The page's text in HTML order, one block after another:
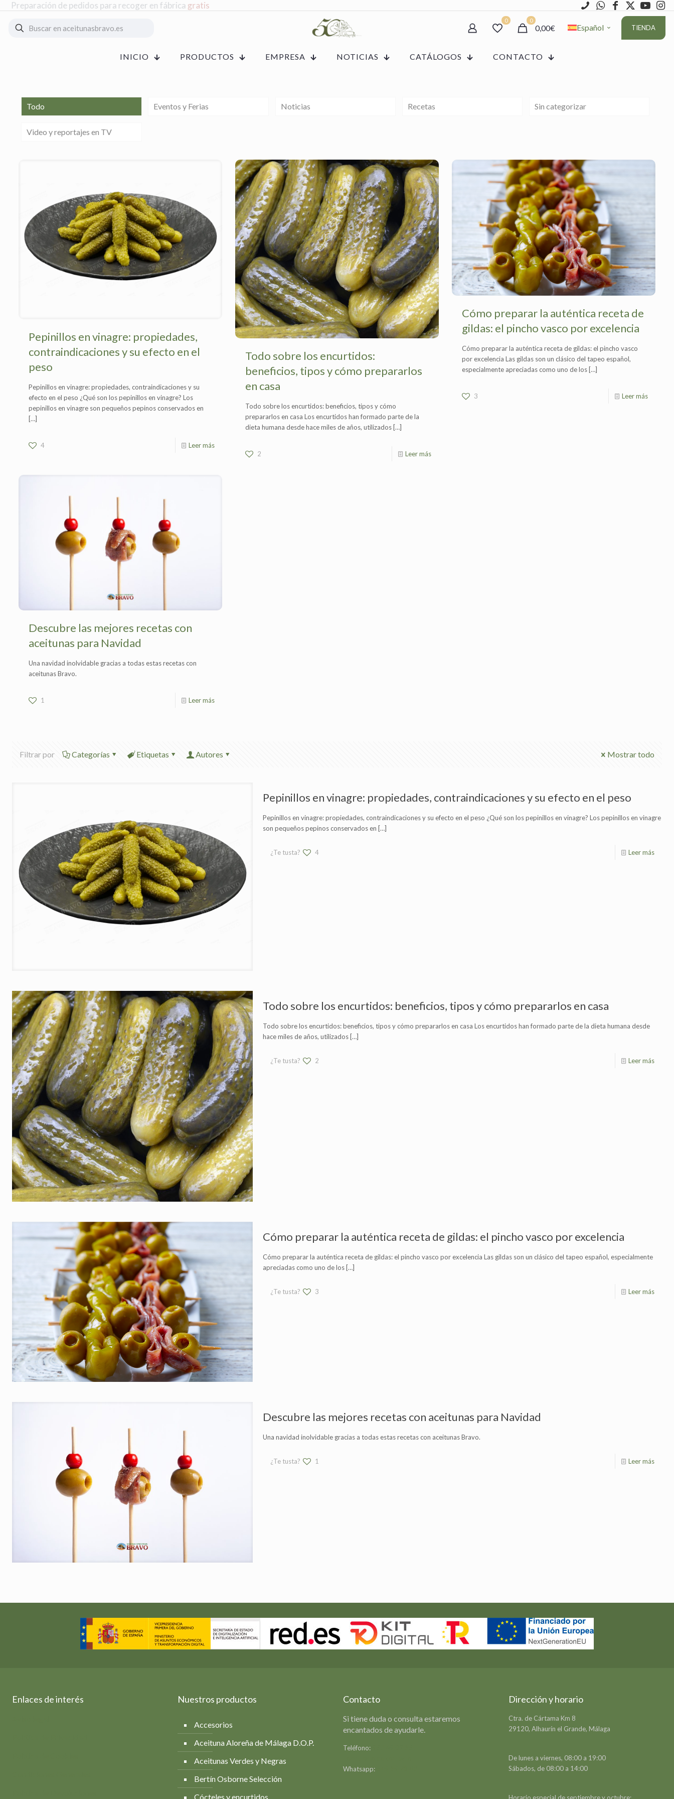
Preparación de pedidos para recoger en fábrica gratis
0 0
0,00€ Español TIENDA
INICIO PRODUCTOS EMPRESA NOTICIAS CATÁLOGOS CONTACTO
Todo Eventos y Ferias Noticias Recetas Sin categorizar
Video y reportajes en TV
Pepinillos en vinagre: propiedades,
contraindicaciones y su efecto en el
peso
Pepinillos en vinagre: propiedades, contraindicaciones y su
efecto en el peso ¿Qué son los pepinillos en vinagre? Los
pepinillos en vinagre son pequeños pepinos conservados en
[…]
4 Leer más
Todo sobre los encurtidos:
beneficios, tipos y cómo prepararlos
en casa
Todo sobre los encurtidos: beneficios, tipos y cómo
prepararlos en casa Los encurtidos han formado parte de la
dieta humana desde hace miles de años, utilizados[…]
2 Leer más
Cómo preparar la auténtica receta de
gildas: el pincho vasco por excelencia
Cómo preparar la auténtica receta de gildas: el pincho vasco
por excelencia Las gildas son un clásico del tapeo español,
especialmente apreciadas como uno de los[…]
3 Leer más
Descubre las mejores recetas con
aceitunas para Navidad
Una navidad inolvidable gracias a todas estas recetas con
aceitunas Bravo.
1 Leer más
Filtrar por Categorías Etiquetas Autores Mostrar todo
Pepinillos en vinagre: propiedades, contraindicaciones y su efecto en el peso
Pepinillos en vinagre: propiedades, contraindicaciones y su efecto en el peso ¿Qué son los pepinillos en vinagre? Los pepinillos en vinagre
son pequeños pepinos conservados en […]
¿Te tusta? 4 Leer más
Todo sobre los encurtidos: beneficios, tipos y cómo prepararlos en casa
Todo sobre los encurtidos: beneficios, tipos y cómo prepararlos en casa Los encurtidos han formado parte de la dieta humana desde
hace miles de años, utilizados[…]
¿Te tusta? 2 Leer más
Cómo preparar la auténtica receta de gildas: el pincho vasco por excelencia
Cómo preparar la auténtica receta de gildas: el pincho vasco por excelencia Las gildas son un clásico del tapeo español, especialmente
apreciadas como uno de los[…]
¿Te tusta? 3 Leer más
Descubre las mejores recetas con aceitunas para Navidad
Una navidad inolvidable gracias a todas estas recetas con aceitunas Bravo.
¿Te tusta? 1 Leer más
Enlaces de interés Nuestros productos
Accesorios
Aceituna Aloreña de Málaga D.O.P.
Aceitunas Verdes y Negras
Bertín Osborne Selección
Cócteles y encurtidos
Contacto
Si tiene duda o consulta estaremos
encantados de ayudarle.
Teléfono:
Whatsapp:
Dirección y horario
Ctra. de Cártama Km 8
29120, Alhaurín el Grande, Málaga
De lunes a viernes, 08:00 a 19:00
Sábados, de 08:00 a 14:00